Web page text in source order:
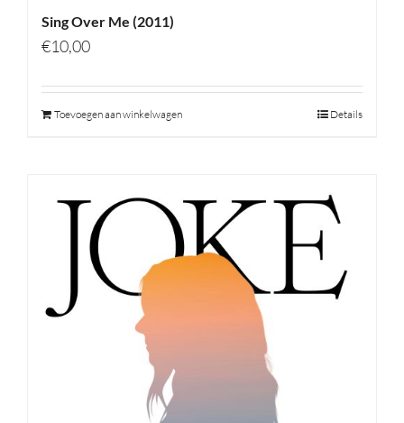
Sing Over Me (2011)
€10,00
Toevoegen aan winkelwagen Details